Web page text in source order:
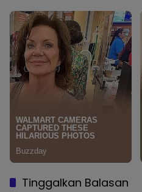
Tinggalkan Balasan